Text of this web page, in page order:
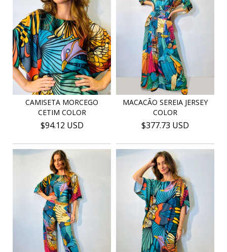
CAMISETA MORCEGO
CETIM COLOR
$94.12 USD
MACACÃO SEREIA JERSEY
COLOR
$377.73 USD